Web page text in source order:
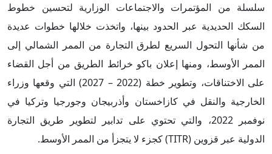
سلسلة من المؤتمرات والاجتماعات الوزارية لتحسين خطوط
السكك الحديدية عبر الحدود بينها، واتخذت خلالها خطوات عديدة
من شأنها التحول السريع لطرق التجارة من الممر الشمالي إلى
الممر الأوسط، ومنها إعلان باكو خرائط الطريق من أجل القضاء
على الاختناقات، وتطوير خطة (2022 – 2027) التي وقعها وزراء
الخارجية والنقل في كازاخستان وأذربيجان وجورجيا وتركيا في
نوفمبر 2022، والتي تحتوي على تدابير لتطوير طريق التجارة
الدولية عبر قزوين (TITR) كجزء لا يتجزأ من الممر الأوسط.